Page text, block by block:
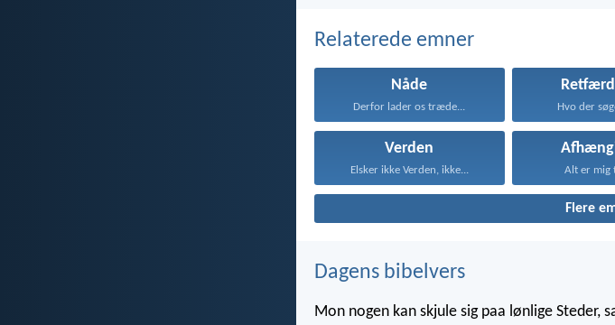
Relaterede emner
Nåde
Derfor lader os træde... Hvo der
Verden
Elsker ikke Verden, ikke... Alt er mig
Flere
Dagens bibelvers
Mon nogen kan skjule sig paa lønlige Steder,